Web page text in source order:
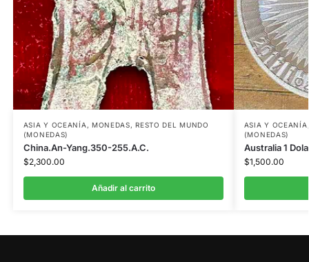
ASIA Y OCEANÍA , MONEDAS,RESTO DEL MUNDO
(MONEDAS)
China.An-Yang.350-255.A.C.
$2,300.00
Añadir al carrito
ASIA Y OCEANÍA
(MONEDAS)
Australia 1
$1,500.00